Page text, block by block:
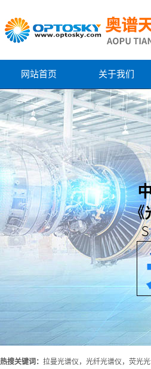
网站首页 关于我们
热搜关键词： 拉曼光谱仪，光纤光谱仪，荧光